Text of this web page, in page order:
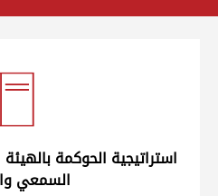
استراتيجية الحوكمة
السمعي